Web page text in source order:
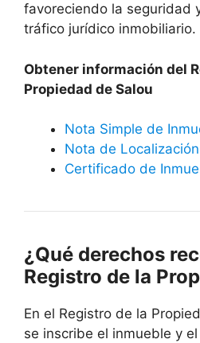
favoreciendo la seguridad
tráfico jurídico inmobiliario.
Obtener información del
Propiedad de Salou
Nota Simple de
Nota de
Certificado de
¿Qué derechos
Registro de la
En el Registro de la
se inscribe el inmueble y